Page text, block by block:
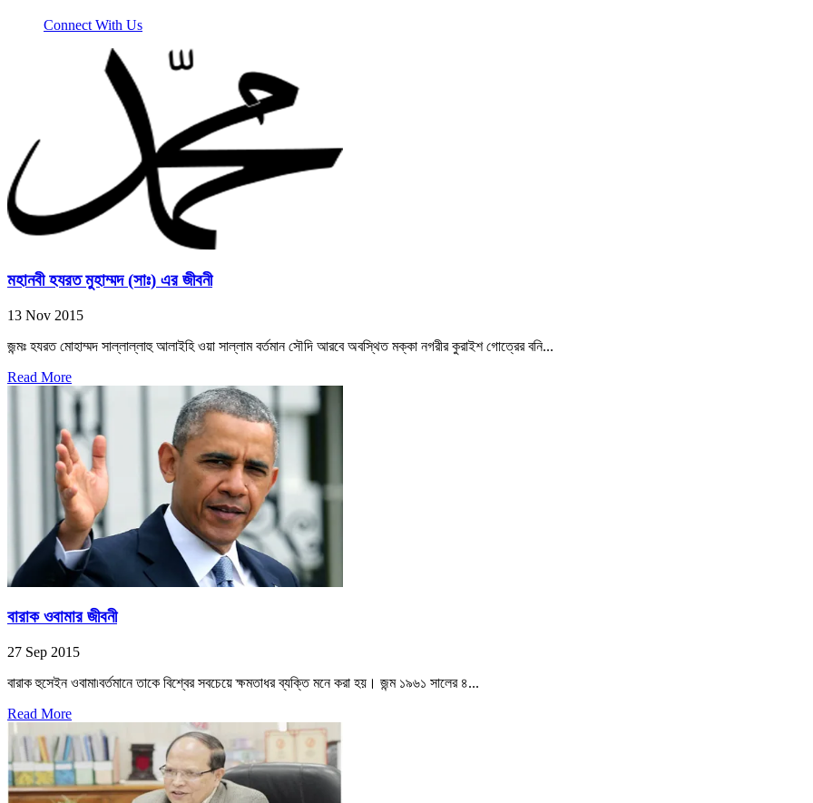
Connect With Us
মহানবী হযরত মুহাম্মদ (সাঃ) এর জীবনী
13 Nov 2015
জন্মঃ হযরত মোহাম্মদ সাল্লাল্লাহু আলাইহি ওয়া সাল্লাম বর্তমান সৌদি আরবে অবস্থিত মক্কা নগরীর কুরাইশ গোত্রের বনি...
Read More
বারাক ওবামার জীবনী
27 Sep 2015
বারাক হুসেইন ওবামা৷বর্তমানে তাকে বিশ্বের সবচেয়ে ক্ষমতাধর ব্যক্তি মনে করা হয়। জন্ম ১৯৬১ সালের ৪...
Read More